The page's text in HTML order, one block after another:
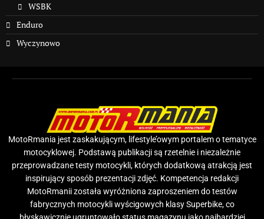
WSBK
Enduro
Wyczynowo
MotoRmania jest zaskakującym, lifestyle’owym portalem o tematyce
motocyklowej. Podstawą publikacji są rzetelnie i niezależnie
przeprowadzane testy motocykli, których dodatkową atrakcją jest
inspirujący sposób prezentacji zdjęć. Kompetencja redakcji
MotoRmanii została wyróżniona zaproszeniem do testów
fabrycznych motocykli wyścigowych klasy Superbike, co
błyskawicznie ugruntowało status magazynu jako najbardziej